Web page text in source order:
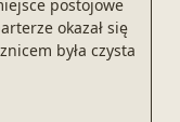
postojowe
okazał się
była czysta